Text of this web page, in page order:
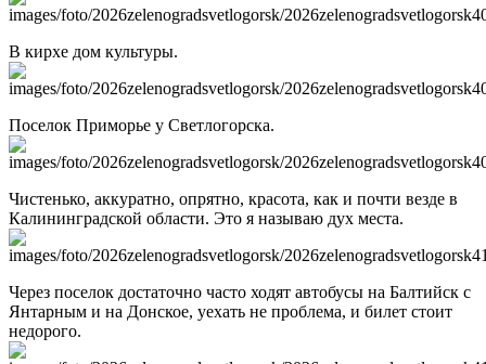
В кирхе дом культуры.
Поселок Приморье у Светлогорска.
Чистенько, аккуратно, опрятно, красота, как и почти везде в
Калининградской области. Это я называю дух места.
Через поселок достаточно часто ходят автобусы на Балтийск с
Янтарным и на Донское, уехать не проблема, и билет стоит
недорого.